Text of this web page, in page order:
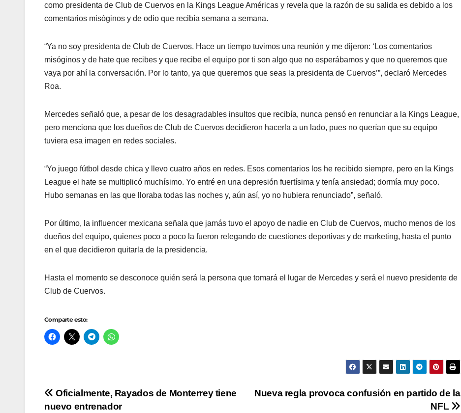
como presidenta de Club de Cuervos en la Kings League Américas y revela que la razón de su salida es debido a los
comentarios misóginos y de odio que recibía semana a semana.
“Ya no soy presidenta de Club de Cuervos. Hace un tiempo tuvimos una reunión y me dijeron: ‘Los comentarios
misóginos y de hate que recibes y que recibe el equipo por ti son algo que no esperábamos y que no queremos que
vaya por ahí la conversación. Por lo tanto, ya que queremos que seas la presidenta de Cuervos’”, declaró Mercedes
Roa.
Mercedes señaló que, a pesar de los desagradables insultos que recibía, nunca pensó en renunciar a la Kings League,
pero menciona que los dueños de Club de Cuervos decidieron hacerla a un lado, pues no querían que su equipo
tuviera esa imagen en redes sociales.
“Yo juego fútbol desde chica y llevo cuatro años en redes. Esos comentarios los he recibido siempre, pero en la Kings
League el hate se multiplicó muchísimo. Yo entré en una depresión fuertísima y tenía ansiedad; dormía muy poco.
Hubo semanas en las que lloraba todas las noches y, aún así, yo no hubiera renunciado”, señaló.
Por último, la influencer mexicana señala que jamás tuvo el apoyo de nadie en Club de Cuervos, mucho menos de los
dueños del equipo, quienes poco a poco la fueron relegando de cuestiones deportivas y de marketing, hasta el punto
en el que decidieron quitarla de la presidencia.
Hasta el momento se desconoce quién será la persona que tomará el lugar de Mercedes y será el nuevo presidente de
Club de Cuervos.
Comparte esto:
Navegación
Nueva regla provoca confusión en partido de la
NFL
Oficialmente, Rayados de Monterrey tiene
nuevo entrenador